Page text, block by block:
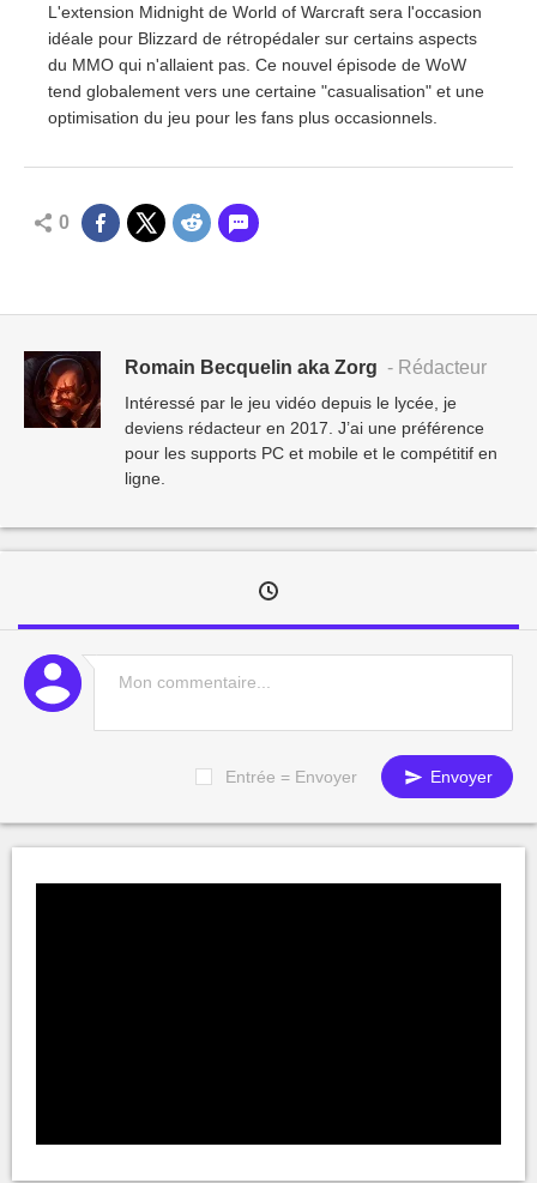
L'extension Midnight de World of Warcraft sera l'occasion
idéale pour Blizzard de rétropédaler sur certains aspects
du MMO qui n'allaient pas. Ce nouvel épisode de WoW
tend globalement vers une certaine "casualisation" et une
optimisation du jeu pour les fans plus occasionnels.
0
Romain Becquelin aka Zorg - Rédacteur
Intéressé par le jeu vidéo depuis le lycée, je
deviens rédacteur en 2017. J’ai une préférence
pour les supports PC et mobile et le compétitif en
ligne.
Entrée = Envoyer Envoyer